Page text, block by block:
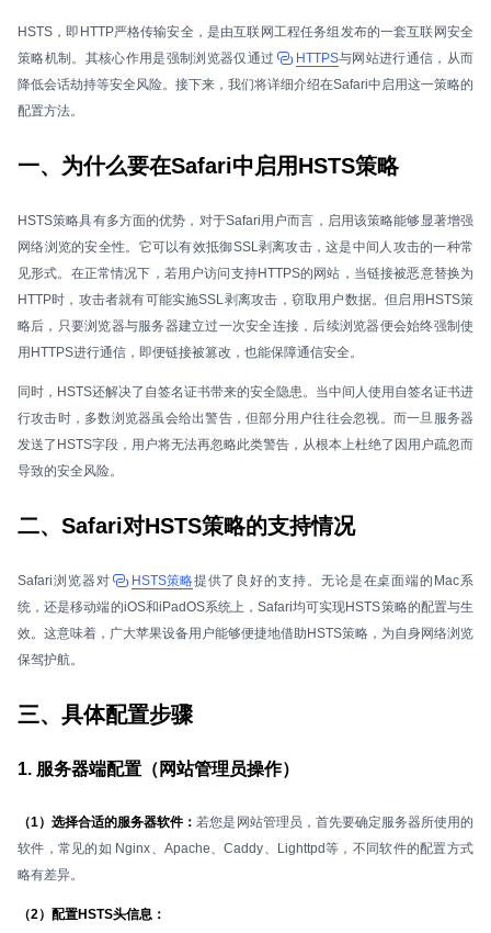
HSTS，即HTTP严格传输安全，是由互联网工程任务组发布的一套互联网安全
策略机制。其核心作用是强制浏览器仅通过
HTTPS与网站进行通信，从而
降低会话劫持等安全风险。接下来，我们将详细介绍在Safari中启用这一策略的
配置方法。
一、为什么要在Safari中启用HSTS策略
HSTS策略具有多方面的优势，对于Safari用户而言，启用该策略能够显著增强
网络浏览的安全性。它可以有效抵御SSL剥离攻击，这是中间人攻击的一种常
见形式。在正常情况下，若用户访问支持HTTPS的网站，当链接被恶意替换为
HTTP时，攻击者就有可能实施SSL剥离攻击，窃取用户数据。但启用HSTS策
略后，只要浏览器与服务器建立过一次安全连接，后续浏览器便会始终强制使
用HTTPS进行通信，即便链接被篡改，也能保障通信安全。
同时，HSTS还解决了自签名证书带来的安全隐患。当中间人使用自签名证书进
行攻击时，多数浏览器虽会给出警告，但部分用户往往会忽视。而一旦服务器
发送了HSTS字段，用户将无法再忽略此类警告，从根本上杜绝了因用户疏忽而
导致的安全风险。
二、Safari对HSTS策略的支持情况
Safari浏览器对 HSTS策略提供了良好的支持。无论是在桌面端的Mac系
统，还是移动端的iOS和iPadOS系统上，Safari均可实现HSTS策略的配置与生
效。这意味着，广大苹果设备用户能够便捷地借助HSTS策略，为自身网络浏览
保驾护航。
三、具体配置步骤
1. 服务器端配置（网站管理员操作）
（1）选择合适的服务器软件：若您是网站管理员，首先要确定服务器所使用的
软件，常见的如 Nginx、Apache、Caddy、Lighttpd等，不同软件的配置方式
略有差异。
（2）配置HSTS头信息：